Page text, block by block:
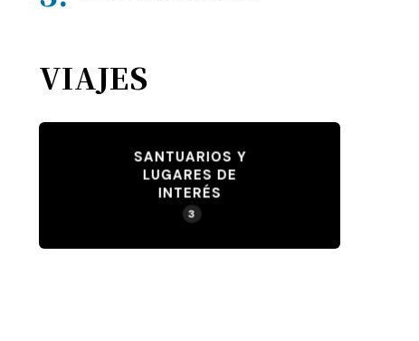
VIAJES
SANTUARIOS Y
LUGARES DE
INTERÉS
3